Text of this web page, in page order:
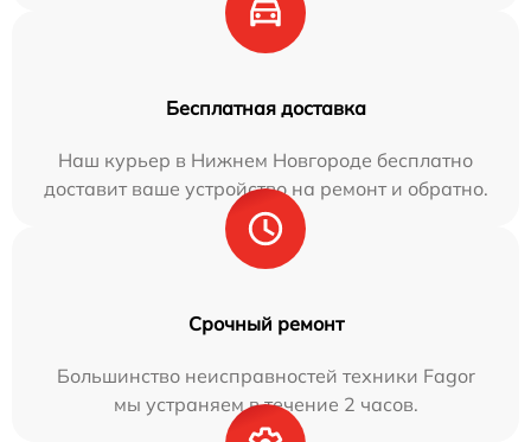
Бесплатная доставка
Наш курьер в Нижнем Новгороде бесплатно
доставит ваше устройство на ремонт и обратно.
Срочный ремонт
Большинство неисправностей техники Fagor
мы устраняем в течение 2 часов.